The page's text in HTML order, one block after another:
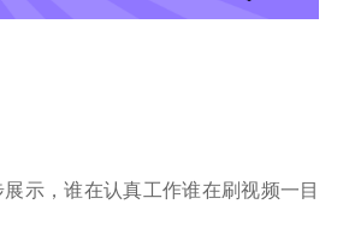
示，谁在认真工作谁在刷视频一目